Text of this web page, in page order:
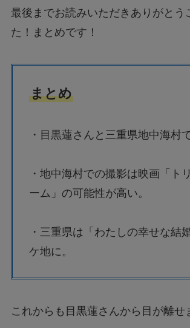
最後までお読みいただきありがとう
た！まとめです！
まとめ
・目黒蓮さんと三重県地中海村
・地中海村での撮影は映画「ト
ーム」の可能性が高い。
・三重県は「わたしの幸せな結
ケ地に。
これからも目黒蓮さんから目が離せ